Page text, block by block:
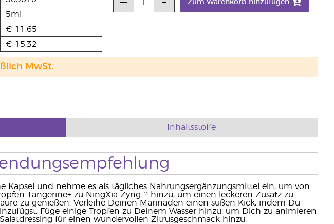
5ml
€ 11,65
€ 15,32
Zum Warenkorb hinzufügen
MwSt.
Inhaltsstoffe
Kapsel und nehme es als tägliches Nahrungsergänzungsmittel ein, um von
Tangerine+ zu NingXia Zyng™ hinzu, um einen leckeren Zusatz zu
zu genießen. Verleihe Deinen Marinaden einen süßen Kick, indem Du
Füge einige Tropfen zu Deinem Wasser hinzu, um Dich zu animieren
für einen wundervollen Zitrusgeschmack hinzu.